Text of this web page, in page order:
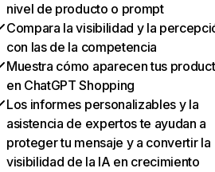
nivel de producto o prompt
Compara la visibilidad y la
con las de la competencia
Muestra cómo aparecen tus
en ChatGPT Shopping
Los informes personalizables y la
asistencia de expertos te ayudan a
proteger tu mensaje y a convertir la
visibilidad de la IA en crecimiento